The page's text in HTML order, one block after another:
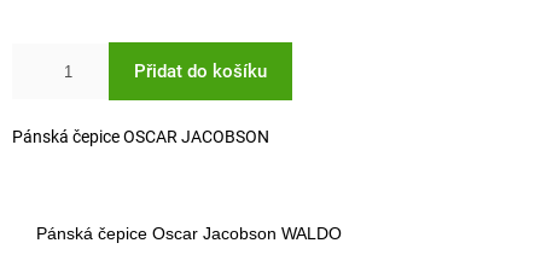
Přidat do košíku
Pánská čepice OSCAR JACOBSON
Pánská čepice Oscar Jacobson WALDO